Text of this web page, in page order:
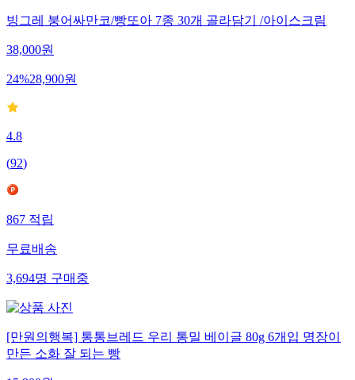
빙그레 붕어싸만코/빵또아 7종 30개 골라담기 /아이스크림
38,000원
24%28,900원
4.8
(92)
867 적립
무료배송
3,694명 구매중
[만원의행복] 통통브레드 우리 통밀 베이글 80g 6개입 명장이
만든 소화 잘 되는 빵